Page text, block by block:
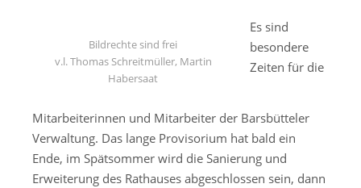
Bildrechte sind frei
v.l. Thomas Schreitmüller, Martin
Habersaat
Es sind
besondere
Zeiten für die
Mitarbeiterinnen und Mitarbeiter der Barsbütteler
Verwaltung. Das lange Provisorium hat bald ein
Ende, im Spätsommer wird die Sanierung und
Erweiterung des Rathauses abgeschlossen sein, dann